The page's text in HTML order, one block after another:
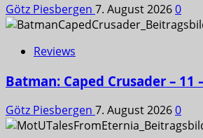
Götz Piesbergen 7. August 20260
Reviews
Batman: Caped Crusader –
Götz Piesbergen 7. August 20260